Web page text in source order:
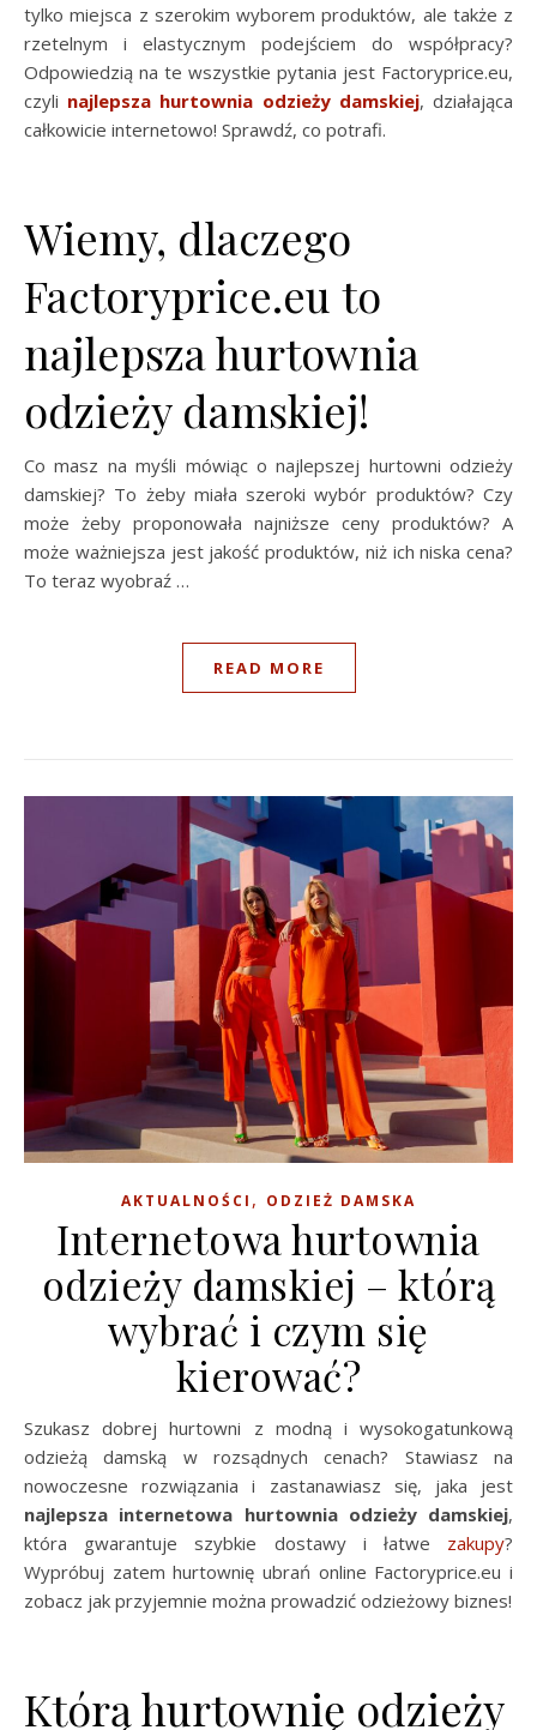
tylko miejsca z szerokim wyborem produktów, ale także z
rzetelnym i elastycznym podejściem do współpracy?
Odpowiedzią na te wszystkie pytania jest Factoryprice.eu,
czyli najlepsza hurtownia odzieży damskiej, działająca
całkowicie internetowo! Sprawdź, co potrafi.
Wiemy, dlaczego
Factoryprice.eu to
najlepsza hurtownia
odzieży damskiej!
Co masz na myśli mówiąc o najlepszej hurtowni odzieży
damskiej? To żeby miała szeroki wybór produktów? Czy
może żeby proponowała najniższe ceny produktów? A
może ważniejsza jest jakość produktów, niż ich niska cena?
To teraz wyobraź …
READ MORE
AKTUALNOŚCI , ODZIEŻ DAMSKA
Internetowa hurtownia
odzieży damskiej – którą
wybrać i czym się
kierować?
Szukasz dobrej hurtowni z modną i wysokogatunkową
odzieżą damską w rozsądnych cenach? Stawiasz na
nowoczesne rozwiązania i zastanawiasz się, jaka jest
najlepsza internetowa hurtownia odzieży damskiej,
która gwarantuje szybkie dostawy i łatwe zakupy?
Wypróbuj zatem hurtownię ubrań online Factoryprice.eu i
zobacz jak przyjemnie można prowadzić odzieżowy biznes!
Którą hurtownię odzieży